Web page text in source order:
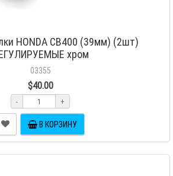
HONDA CB400 (39мм) (2шт)
хром
03355
$40.00
- +
В КОРЗИНУ